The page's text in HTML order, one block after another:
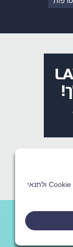
ולתנאי
ולתנאי
ולתנאי